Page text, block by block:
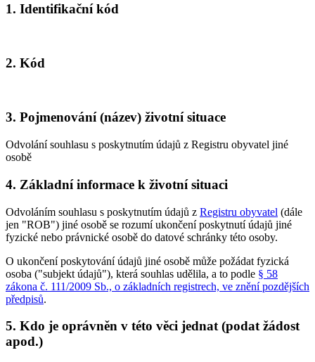
1. Identifikační kód
2. Kód
3. Pojmenování (název) životní situace
Odvolání souhlasu s poskytnutím údajů z Registru obyvatel jiné
osobě
4. Základní informace k životní situaci
Odvoláním souhlasu s poskytnutím údajů z Registru obyvatel (dále
jen "ROB") jiné osobě se rozumí ukončení poskytnutí údajů jiné
fyzické nebo právnické osobě do datové schránky této osoby.
O ukončení poskytování údajů jiné osobě může požádat fyzická
osoba ("subjekt údajů"), která souhlas udělila, a to podle § 58
zákona č. 111/2009 Sb., o základních registrech, ve znění pozdějších
předpisů.
5. Kdo je oprávněn v této věci jednat (podat žádost
apod.)